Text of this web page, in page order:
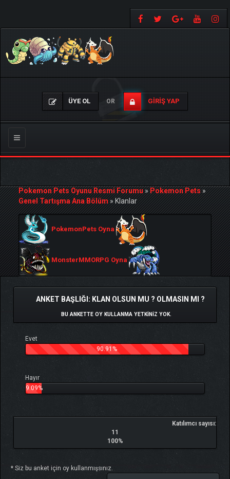
ÜYE OL OR GIRIŞ YAP
Gezinmeyi
Değiştir
Pokemon Pets Oyunu Resmi Forumu»Pokemon Pets»
Genel Tartışma Ana Bölüm»Klanlar
PokemonPets Oyna
MonsterMMORPG Oyna
ANKET BAŞLIĞI: KLAN OLSUN MU ? OLMASIN MI ?
BU ANKETTE OY KULLANMA YETKINIZ YOK.
Evet
90.91%
Hayır
9.09%
Katılımcı sayısı:
11
100%
* Siz bu anket için oy kullanmışsınız.